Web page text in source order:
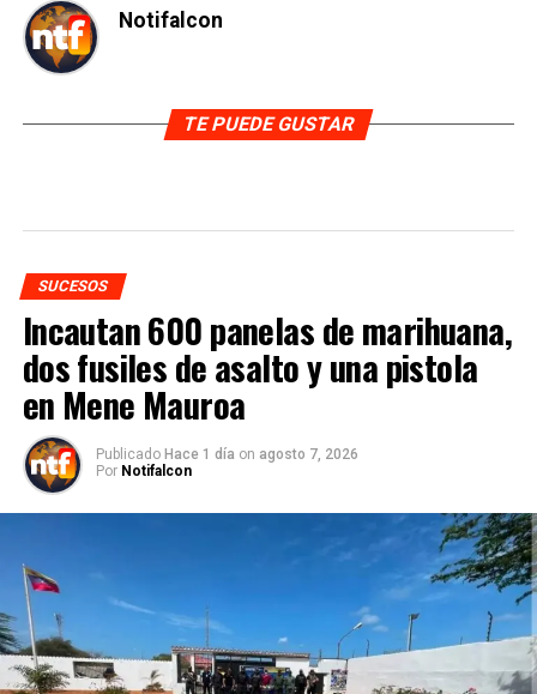
Notifalcon
TE PUEDE GUSTAR
SUCESOS
Incautan 600 panelas de marihuana,
dos fusiles de asalto y una pistola
en Mene Mauroa
Publicado Hace 1 día on agosto 7, 2026
Por Notifalcon